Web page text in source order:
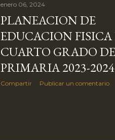
enero 06, 2024
PLANEACION DE
EDUCACION FISICA
CUARTO GRADO DE
PRIMARIA 2023-2024
Compartir Publicar un comentario